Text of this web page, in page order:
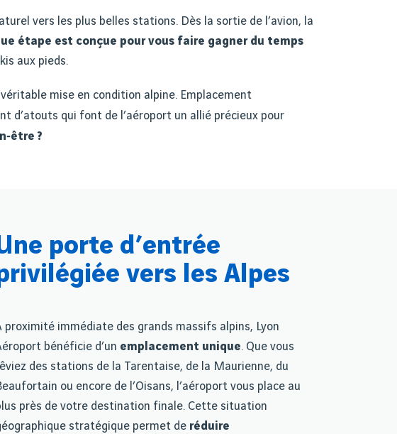
vers les plus belles stations. Dès la sortie de l’avion, la
étape est conçue pour vous faire gagner du temps
aux pieds.
mise en condition alpine. Emplacement
d’atouts qui font de l ’aéroport un allié précieux pour
être ?
porte d’entrée
vers les Alpes
proximité immédiate des grands massifs alpins, Lyon
bénéficie d’un emplacement unique. Que vous
des stations de la Tarentaise, de la Maurienne, du
ou encore de l’Oisans, l’aéroport vous place au
près de votre destination finale. Cette situation
stratégique permet de réduire